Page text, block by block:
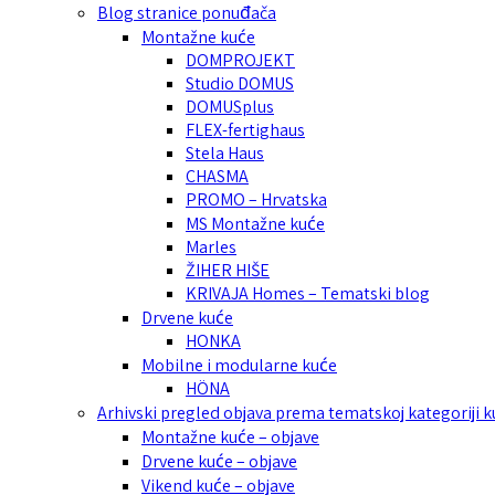
Blog stranice ponuđača
Montažne kuće
DOMPROJEKT
Studio DOMUS
DOMUSplus
FLEX-fertighaus
Stela Haus
CHASMA
PROMO – Hrvatska
MS Montažne kuće
Marles
ŽIHER HIŠE
KRIVAJA Homes – Tematski blog
Drvene kuće
HONKA
Mobilne i modularne kuće
HÖNA
Arhivski pregled objava prema tematskoj kategoriji
Montažne kuće – objave
Drvene kuće – objave
Vikend kuće – objave